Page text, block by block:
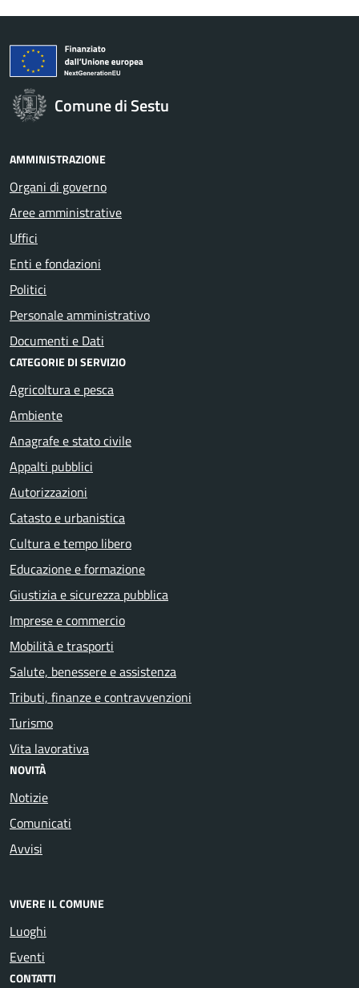
Comune di Sestu
AMMINISTRAZIONE
Organi di governo
Aree amministrative
Uffici
Enti e fondazioni
Politici
Personale amministrativo
Documenti e Dati
CATEGORIE DI SERVIZIO
Agricoltura e pesca
Ambiente
Anagrafe e stato civile
Appalti pubblici
Autorizzazioni
Catasto e urbanistica
Cultura e tempo libero
Educazione e formazione
Giustizia e sicurezza pubblica
Imprese e commercio
Mobilità e trasporti
Salute, benessere e assistenza
Tributi, finanze e contravvenzioni
Turismo
Vita lavorativa
NOVITÀ
Notizie
Comunicati
Avvisi
VIVERE IL COMUNE
Luoghi
Eventi
CONTATTI